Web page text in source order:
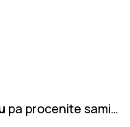
pa procenite sami…